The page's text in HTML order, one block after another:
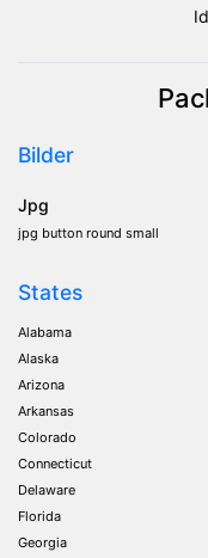
Bilder
Jpg
jpg button round small
States
Alabama
Alaska
Arizona
Arkansas
Colorado
Connecticut
Delaware
Florida
Georgia